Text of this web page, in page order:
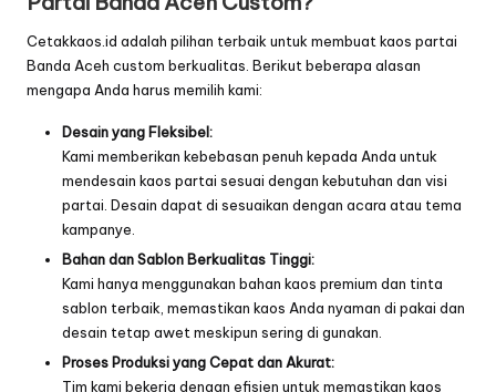
Cetakkaos.id adalah pilihan terbaik untuk membuat kaos partai
Banda Aceh custom berkualitas. Berikut beberapa alasan
mengapa Anda harus memilih kami:
Desain yang Fleksibel:
Kami memberikan kebebasan penuh kepada Anda untuk
mendesain kaos partai sesuai dengan kebutuhan dan visi
partai. Desain dapat di sesuaikan dengan acara atau tema
kampanye.
Bahan dan Sablon Berkualitas Tinggi:
Kami hanya menggunakan bahan kaos premium dan tinta
sablon terbaik, memastikan kaos Anda nyaman di pakai dan
desain tetap awet meskipun sering di gunakan.
Proses Produksi yang Cepat dan Akurat:
Tim kami bekerja dengan efisien untuk memastikan kaos